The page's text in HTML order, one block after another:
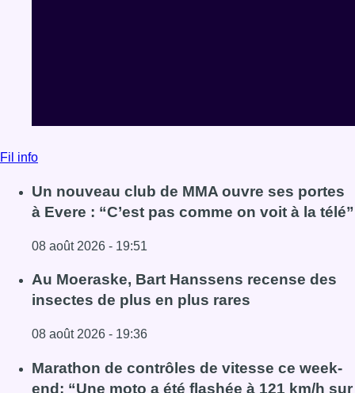
Fil info
Un nouveau club de MMA ouvre ses portes
à Evere : “C’est pas comme on voit à la télé”
08 août 2026 - 19:51
Lire l'article Un nouveau club de MMA ouvre ses portes à
Au Moeraske, Bart Hanssens recense des
insectes de plus en plus rares
08 août 2026 - 19:36
Lire l'article Au Moeraske, Bart Hanssens recense des
Marathon de contrôles de vitesse ce week-
end: “Une moto a été flashée à 121 km/h sur